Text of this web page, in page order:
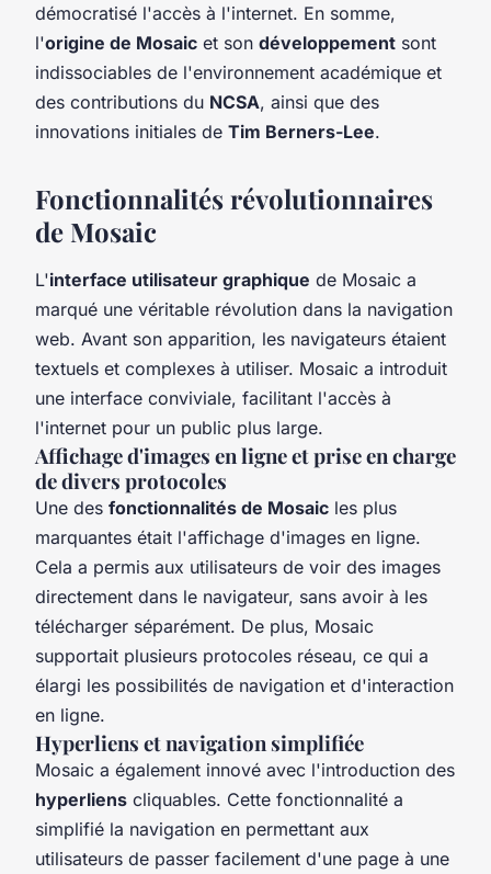
démocratisé l'accès à l'internet. En somme,
l'origine de Mosaic et son développement sont
indissociables de l'environnement académique et
des contributions du NCSA, ainsi que des
innovations initiales de Tim Berners-Lee.
Fonctionnalités révolutionnaires
de Mosaic
L'interface utilisateur graphique de Mosaic a
marqué une véritable révolution dans la navigation
web. Avant son apparition, les navigateurs étaient
textuels et complexes à utiliser. Mosaic a introduit
une interface conviviale, facilitant l'accès à
l'internet pour un public plus large.
Affichage d'images en ligne et prise en charge
de divers protocoles
Une des fonctionnalités de Mosaic les plus
marquantes était l'affichage d'images en ligne.
Cela a permis aux utilisateurs de voir des images
directement dans le navigateur, sans avoir à les
télécharger séparément. De plus, Mosaic
supportait plusieurs protocoles réseau, ce qui a
élargi les possibilités de navigation et d'interaction
en ligne.
Hyperliens et navigation simplifiée
Mosaic a également innové avec l'introduction des
hyperliens cliquables. Cette fonctionnalité a
simplifié la navigation en permettant aux
utilisateurs de passer facilement d'une page à une